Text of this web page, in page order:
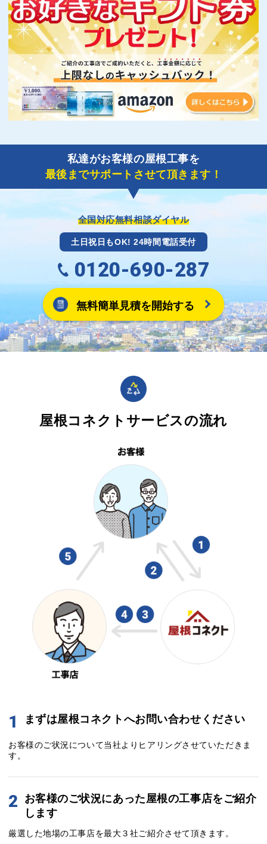
私達がお客様の屋根工事を
最後までサポートさせて頂きます！
全国対応無料相談ダイヤル
土日祝日もOK! 24時間電話受付
0120-690-287
無料簡単見積を開始する
屋根コネクトサービスの流れ
1 まずは屋根コネクトへお問い合わせください
お客様のご状況について当社よりヒアリングさせていただきま
す。
2
お客様のご状況にあった屋根の工事店をご紹介
します
厳選した地場の工事店を最大３社ご紹介させて頂きます。